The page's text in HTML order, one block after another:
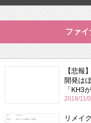
ファ
【悲報
開発は
「KH3
2018/11/
リメイ